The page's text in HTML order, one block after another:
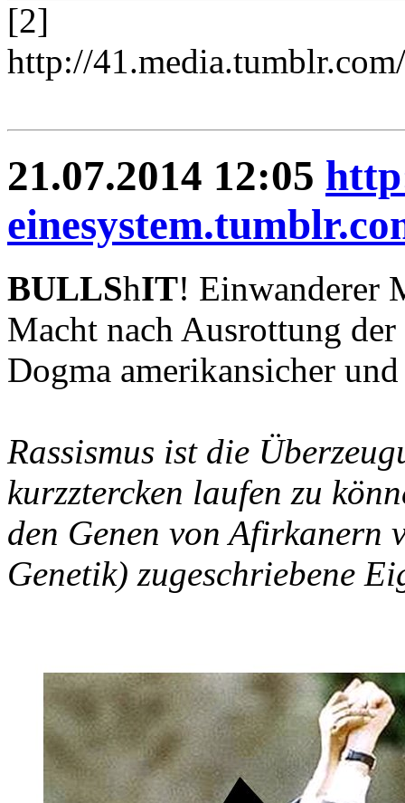
[2]
http://
21.07.2014 12:05
BULLShIT! Einwanderer
Macht nach Ausrottung
Dogma amerikansicher
Rassismus ist die
kurzztercken laufen zu
den Genen von Afirkanern
Genetik) zugeschriebene